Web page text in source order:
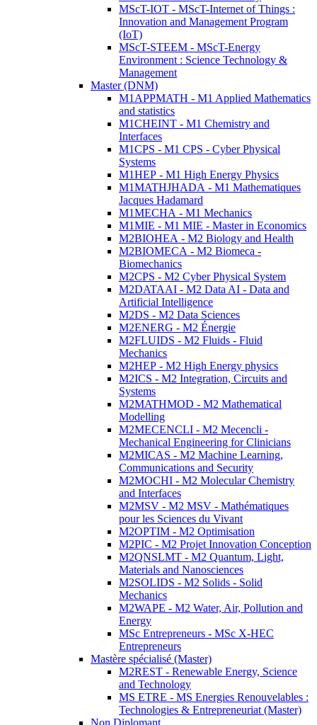
MScT-IOT - MScT-Internet of Things :
Innovation and Management Program
(IoT)
MScT-STEEM - MScT-Energy
Environment : Science Technology &
Management
Master (DNM)
M1APPMATH - M1 Applied Mathematics
and statistics
M1CHEINT - M1 Chemistry and
Interfaces
M1CPS - M1 CPS - Cyber Physical
Systems
M1HEP - M1 High Energy Physics
M1MATHJHADA - M1 Mathematiques
Jacques Hadamard
M1MECHA - M1 Mechanics
M1MIE - M1 MIE - Master in Economics
M2BIOHEA - M2 Biology and Health
M2BIOMECA - M2 Biomeca -
Biomechanics
M2CPS - M2 Cyber Physical System
M2DATAAI - M2 Data AI - Data and
Artificial Intelligence
M2DS - M2 Data Sciences
M2ENERG - M2 Énergie
M2FLUIDS - M2 Fluids - Fluid
Mechanics
M2HEP - M2 High Energy physics
M2ICS - M2 Integration, Circuits and
Systems
M2MATHMOD - M2 Mathematical
Modelling
M2MECENCLI - M2 Mecencli -
Mechanical Engineering for Clinicians
M2MICAS - M2 Machine Learning,
Communications and Security
M2MOCHI - M2 Molecular Chemistry
and Interfaces
M2MSV - M2 MSV - Mathématiques
pour les Sciences du Vivant
M2OPTIM - M2 Optimisation
M2PIC - M2 Projet Innovation Conception
M2QNSLMT - M2 Quantum, Light,
Materials and Nanosciences
M2SOLIDS - M2 Solids - Solid
Mechanics
M2WAPE - M2 Water, Air, Pollution and
Energy
MSc Entrepreneurs - MSc X-HEC
Entrepreneurs
Mastère spécialisé (Master)
M2REST - Renewable Energy, Science
and Technology
MS ETRE - MS Energies Renouvelables :
Technologies & Entrepreneuriat (Master)
Non Diplomant